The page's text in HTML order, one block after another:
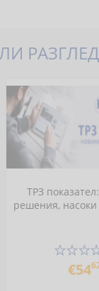
ТРЗ
решения,
€54